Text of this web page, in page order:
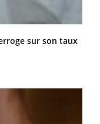
sur son taux